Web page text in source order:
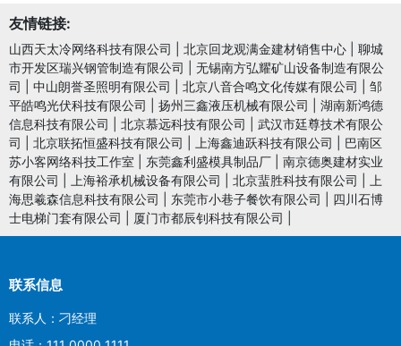
友情链接:
山西天太冷网络科技有限公司 北京回龙观满金建材销售中心
聊城
市开发区瑞兴钢管制造有限公司
无锡南方弘耀矿山设备制造有限公
司
中山朗誉圣照明有限公司 北京八音合鸣文化传媒有限公司
邹
平皓鸣光伏科技有限公司
扬州三鑫液压机械有限公司
湖南新鸿德
信息科技有限公司
北京慕远科技有限公司
武汉市廷尊技术有限公
司
北京联拓恒盛科技有限公司 上海鑫迪跃科技有限公司
巴南区
苏小客网络科技工作室
东莞鑫利盛模具制品厂
南京德奥建材实业
有限公司
上海裕承机械设备有限公司 北京蜚胜科技有限公司
上
海思羲森信息科技有限公司
东莞市小巷子餐饮有限公司
四川石博
士电梯门套有限公司
厦门市都辰钊科技有限公司
联系信息
联系人：刁经理